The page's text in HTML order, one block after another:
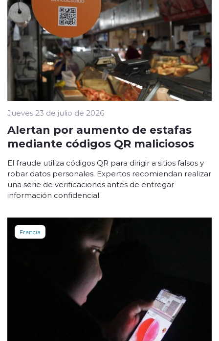
Jueves 23 de julio de 2026
Alertan por aumento de estafas
mediante códigos QR maliciosos
El fraude utiliza códigos QR para dirigir a sitios falsos y
robar datos personales. Expertos recomiendan realizar
una serie de verificaciones antes de entregar
información confidencial.
Francia